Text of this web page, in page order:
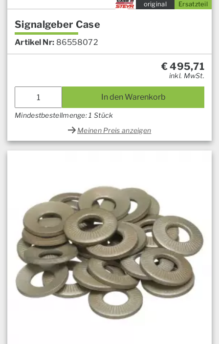
Ersatzteil
original
Signalgeber Case
Artikel Nr: 86558072
€495,71
inkl. MwSt.
In den Warenkorb
Mindestbestellmenge: 1 Stück
Meinen Preis anzeigen